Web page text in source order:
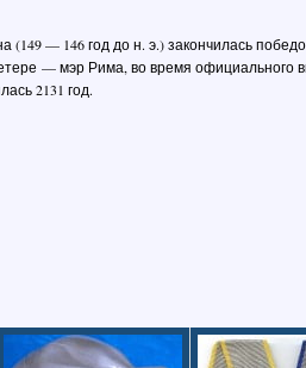
— 146 год до н. э.) закончилась
— мэр Рима, во время официального
2131 год.